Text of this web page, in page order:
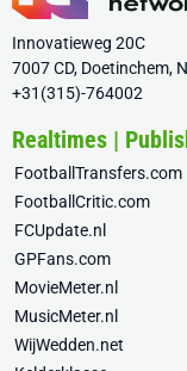
Innovatieweg 20C
7007 CD, Doetinchem,
+31(315)-764002
Realtimes |
FootballTransfers.com
FootballCritic.com
FCUpdate.nl
GPFans.com
MovieMeter.nl
MusicMeter.nl
WijWedden.net